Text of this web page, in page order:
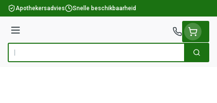
Ga naar de inhoud
Apothekersadvies Snelle beschikbaarheid
Menu
Product, merk, categorie... Zoek